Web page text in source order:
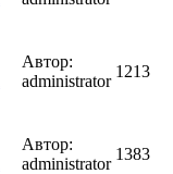
Автор:
administrator
1213
Автор:
administrator
1383